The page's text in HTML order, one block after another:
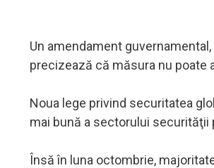
Un amendament
precizează că măsura nu poate
Noua lege privind securitatea
mai bună a sectorului securităţii
Însă în luna octombrie,